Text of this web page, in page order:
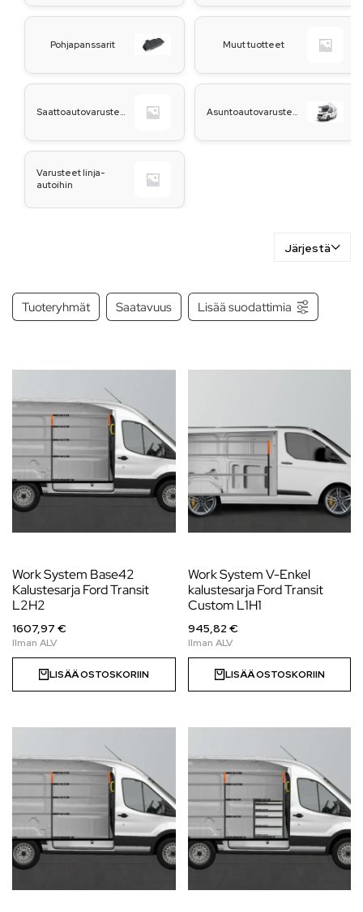
Pohjapanssarit Muut tuotteet
Varusteet linja-
autoihin
Järjestä
Tuoteryhmät Saatavuus Lisää suodattimia
Work System Base42
Kalustesarja Ford Transit
L2H2
1607,97 €
LISÄÄ OSTOSKORIIN
Work System V-Enkel
kalustesarja Ford Transit
Custom L1H1
945,82 €
LISÄÄ OSTOSKORIIN